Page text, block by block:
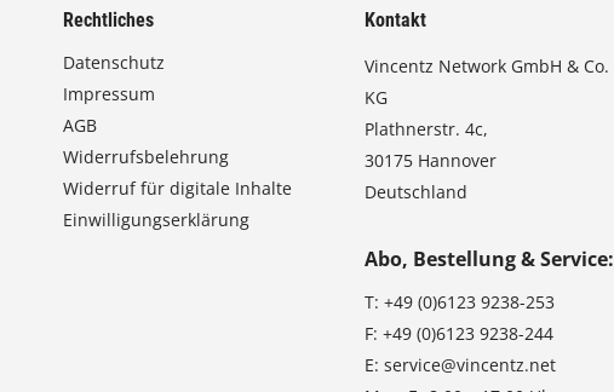
Rechtliches
Datenschutz
Impressum
AGB
Widerrufsbelehrung
Widerruf für digitale Inhalte
Einwilligungserklärung
Kontakt
Vincentz Network GmbH & Co.
KG
Plathnerstr. 4c,
30175 Hannover
Deutschland
Abo, Bestellung & Service:
T:+49 (0)6123 9238-253
F:+49 (0)6123 9238-244
E:service@vincentz.net